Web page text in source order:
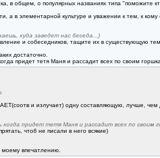
в общем, о популярных названиях типа
а в элементарной культуре и уважении к тем, к
куда заведет нас беседа...)
и собеседников, тащите их в существующую
достаточно.
придет тетя Маня и рассадит всех по своим
и излучает) одну составляющую, лучше, чем
когда придет тетя Маня и рассадит всех по своим
чтоб не писали в него всякие)
впечатлению.